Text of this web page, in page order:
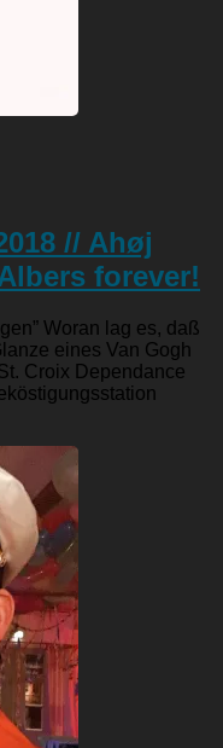
// Ahøj
forever!
Woran lag es, daß
eines Van Gogh
Croix Dependance